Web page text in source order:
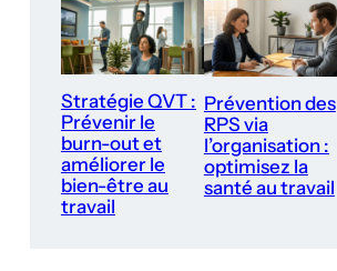
Stratégie QVT :
Prévenir le
burn-out et
améliorer le
bien-être au
travail
Prévention des
RPS via
l’organisation :
optimisez la
santé au travail